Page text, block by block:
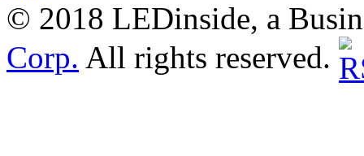
© 2018 LEDinside, a
Corp. All rights reserved.